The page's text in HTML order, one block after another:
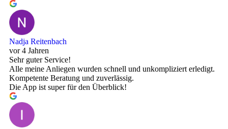
Nadja Reitenbach
vor 4 Jahren
Sehr guter Service!
Alle meine Anliegen wurden schnell und unkompliziert erledigt.
Kompetente Beratung und zuverlässig.
Die App ist super für den Überblick!